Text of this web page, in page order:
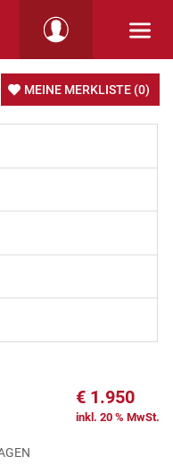
MEINE MERKLISTE (0)
€ 1.950
inkl. 20 % MwSt.